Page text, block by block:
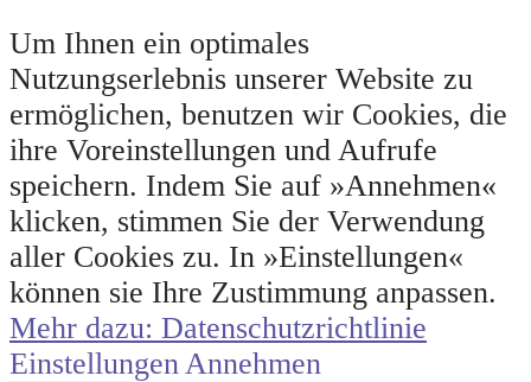
Um Ihnen ein optimales
Nutzungserlebnis unserer Website zu
ermöglichen, benutzen wir Cookies, die
ihre Voreinstellungen und Aufrufe
speichern. Indem Sie auf »Annehmen«
klicken, stimmen Sie der Verwendung
aller Cookies zu. In »Einstellungen«
können sie Ihre Zustimmung anpassen.
Mehr dazu: Datenschutzrichtlinie
Einstellungen Annehmen